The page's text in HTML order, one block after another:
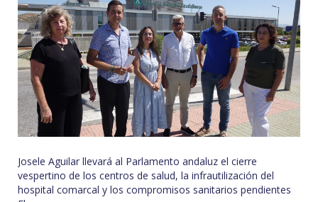
Josele Aguilar llevará al Parlamento andaluz el cierre
vespertino de los centros de salud, la infrautilización del
hospital comarcal y los compromisos sanitarios pendientes